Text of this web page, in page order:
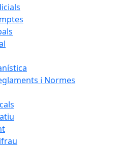
i Normes